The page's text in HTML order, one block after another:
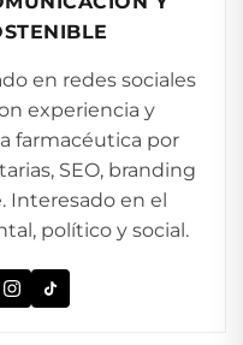
en redes sociales
experiencia y
farmacéutica por
SEO, branding
Interesado en el
político y social.